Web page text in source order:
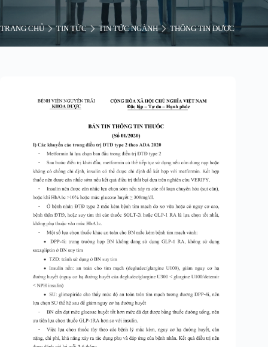
TRANG CHỦ TIN TỨC TIN TỨC NGÀNH THÔNG TIN DƯỢC